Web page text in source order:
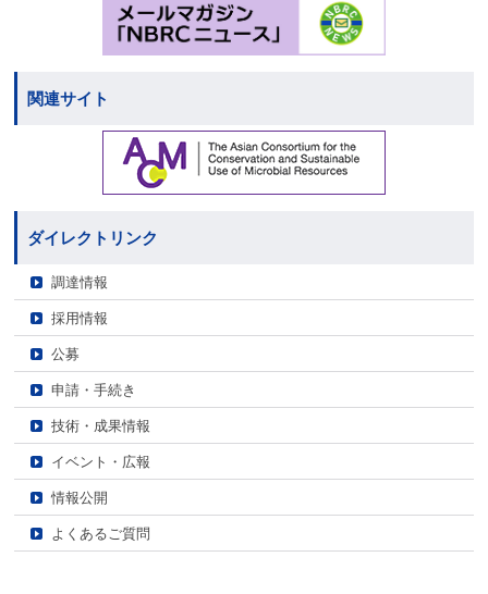
関連サイト
ダイレクトリンク
調達情報
採用情報
公募
申請・手続き
技術・成果情報
イベント・広報
情報公開
よくあるご質問